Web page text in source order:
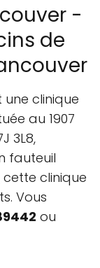
-
de
une clinique
au 1907
3L8,
fauteuil
clinique
Vous
ou